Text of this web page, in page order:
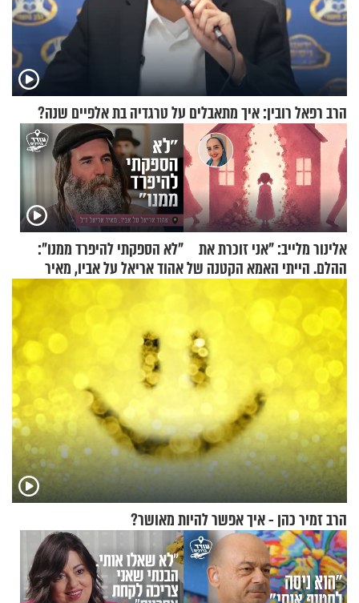
הרב רפאל רובין: איך מתאבלים על טרגדיה בת אלפיים שנה?
אלינור מלייב: "אני זוכרת את
ההלם. הייתי האמא הקטנה של
הבית"
"לא הספקתי להיפרד ממנו":
אהוד אריאל על אביו, מאיר
הרב זמיר כהן - איך אפשר להיות מאושר?